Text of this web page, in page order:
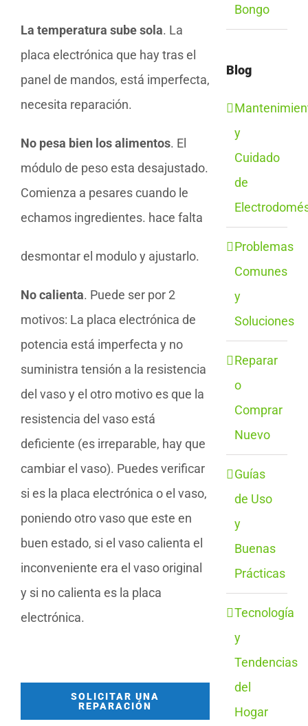
La temperatura sube sola. La
placa electrónica que hay tras el
panel de mandos, está imperfecta,
necesita reparación.
No pesa bien los alimentos. El
módulo de peso esta desajustado.
Comienza a pesares cuando le
echamos ingredientes. hace falta
desmontar el modulo y ajustarlo.
No calienta. Puede ser por 2
motivos: La placa electrónica de
potencia está imperfecta y no
suministra tensión a la resistencia
del vaso y el otro motivo es que la
resistencia del vaso está
deficiente (es irreparable, hay que
cambiar el vaso). Puedes verificar
si es la placa electrónica o el vaso,
poniendo otro vaso que este en
buen estado, si el vaso calienta el
inconveniente era el vaso original
y si no calienta es la placa
electrónica.
SOLICITAR UNA
REPARACIÓN
Bongo
Blog
y
Cuidado
de
Problemas
Comunes
y
Soluciones
Reparar
o
Comprar
Nuevo
Guías
de Uso
y
Buenas
Prácticas
Tecnología
y
Tendencias
del
Hogar